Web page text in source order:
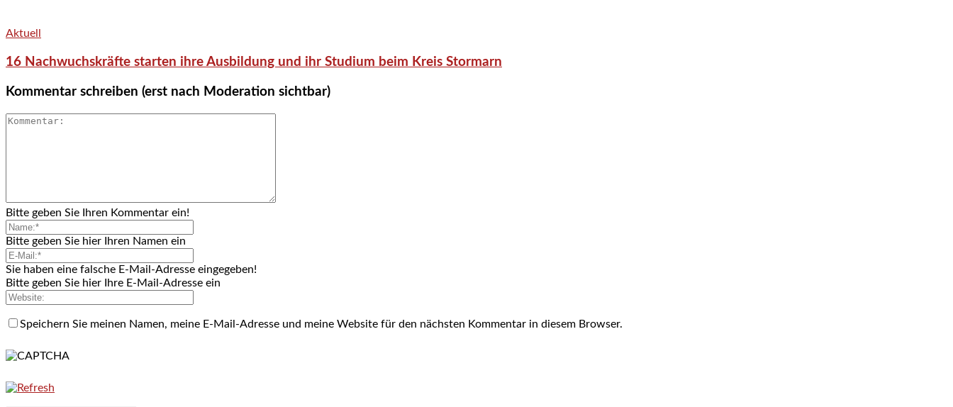
Aktuell
16 Nachwuchskräfte starten ihre Ausbildung und ihr Studium beim Kreis Stormarn
Kommentar schreiben (erst nach Moderation sichtbar)
Bitte geben Sie Ihren Kommentar ein!
Bitte geben Sie hier Ihren Namen ein
Sie haben eine falsche E-Mail-Adresse eingegeben!
Bitte geben Sie hier Ihre E-Mail-Adresse ein
Speichern Sie meinen Namen, meine E-Mail-Adresse und meine Website für den nächsten Kommentar in diesem Browser.